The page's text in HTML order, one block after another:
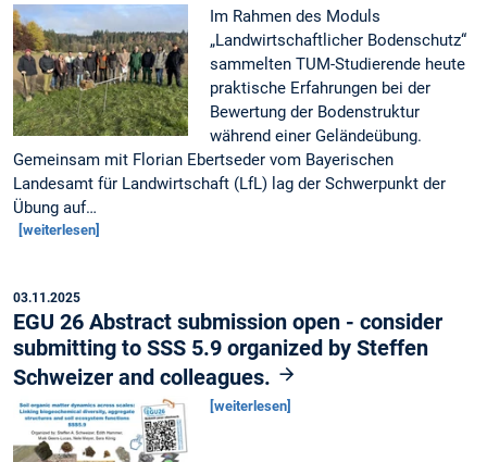
Im Rahmen des Moduls
„Landwirtschaftlicher Bodenschutz“
sammelten TUM-Studierende heute
praktische Erfahrungen bei der
Bewertung der Bodenstruktur
während einer Geländeübung.
Gemeinsam mit Florian Ebertseder vom Bayerischen
Landesamt für Landwirtschaft (LfL) lag der Schwerpunkt der
Übung auf…
[weiterlesen]
03.11.2025
EGU 26 Abstract submission open - consider
submitting to SSS 5.9 organized by Steffen
Schweizer and colleagues.
[weiterlesen]